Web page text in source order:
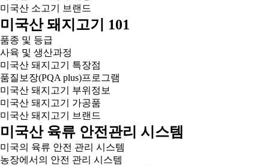
미국산 소고기 브랜드
미국산 돼지고기 101
품종 및 등급
사육 및 생산과정
미국산 돼지고기 특장점
품질보장(PQA plus)프로그램
미국산 돼지고기 부위정보
미국산 돼지고기 가공품
미국산 돼지고기 브랜드
미국산 육류 안전관리 시스템
미국의 육류 안전 관리 시스템
농장에서의 안전 관리 시스템